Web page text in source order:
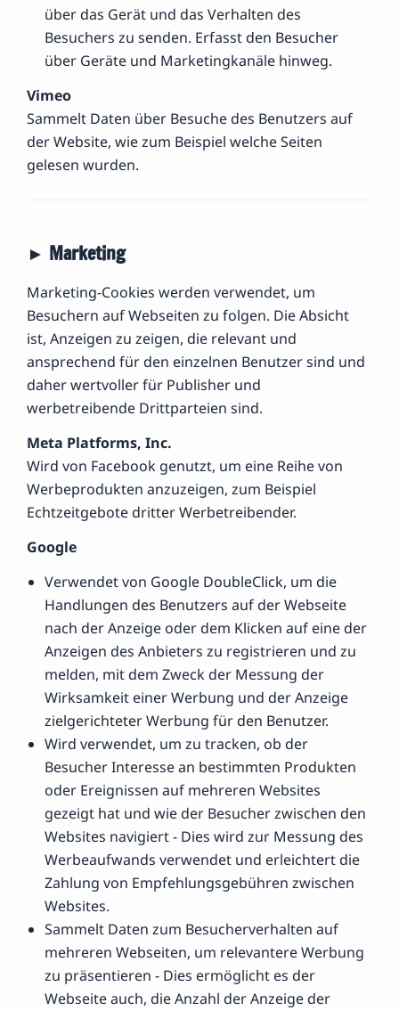
über das Gerät und das Verhalten des
Besuchers zu senden. Erfasst den Besucher
über Geräte und Marketingkanäle hinweg.
Vimeo
Sammelt Daten über Besuche des Benutzers auf
der Website, wie zum Beispiel welche Seiten
gelesen wurden.
► Marketing
Marketing-Cookies werden verwendet, um
Besuchern auf Webseiten zu folgen. Die Absicht
ist, Anzeigen zu zeigen, die relevant und
ansprechend für den einzelnen Benutzer sind und
daher wertvoller für Publisher und
werbetreibende Drittparteien sind.
Meta Platforms, Inc.
Wird von Facebook genutzt, um eine Reihe von
Werbeprodukten anzuzeigen, zum Beispiel
Echtzeitgebote dritter Werbetreibender.
Google
Verwendet von Google DoubleClick, um die
Handlungen des Benutzers auf der Webseite
nach der Anzeige oder dem Klicken auf eine der
Anzeigen des Anbieters zu registrieren und zu
melden, mit dem Zweck der Messung der
Wirksamkeit einer Werbung und der Anzeige
zielgerichteter Werbung für den Benutzer.
Wird verwendet, um zu tracken, ob der
Besucher Interesse an bestimmten Produkten
oder Ereignissen auf mehreren Websites
gezeigt hat und wie der Besucher zwischen den
Websites navigiert - Dies wird zur Messung des
Werbeaufwands verwendet und erleichtert die
Zahlung von Empfehlungsgebühren zwischen
Websites.
Sammelt Daten zum Besucherverhalten auf
mehreren Webseiten, um relevantere Werbung
zu präsentieren - Dies ermöglicht es der
Webseite auch, die Anzahl der Anzeige der